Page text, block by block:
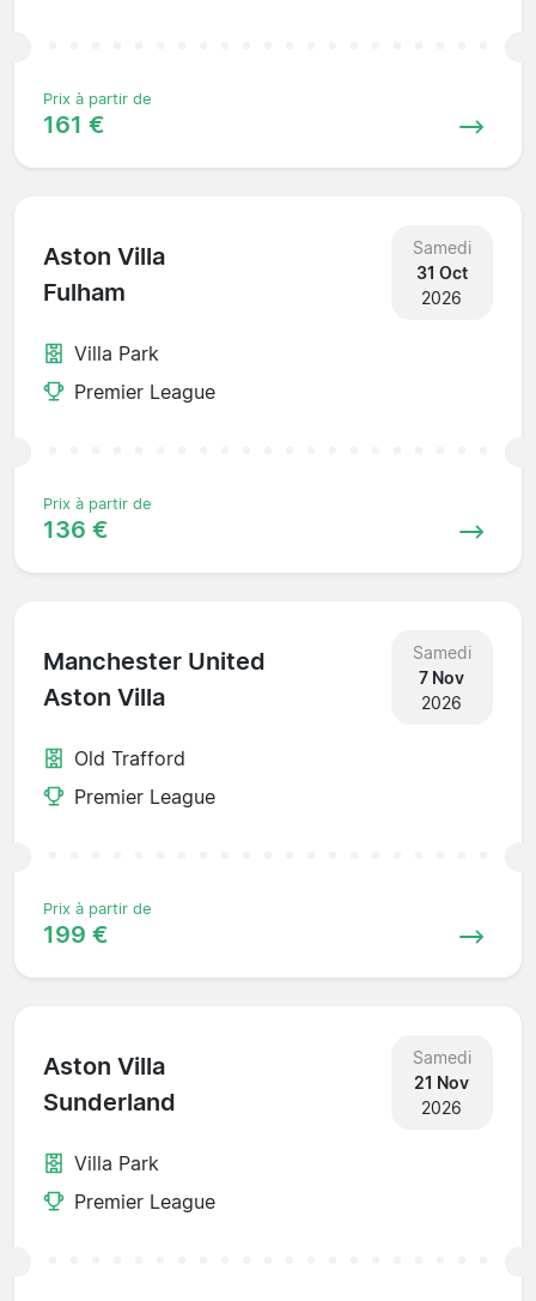
Prix à partir de
161 €
Aston Villa
Fulham
Samedi
31 Oct
2026
Villa Park
Premier League
Prix à partir de
136 €
Manchester United
Aston Villa
Samedi
7 Nov
2026
Old Trafford
Premier League
Prix à partir de
199 €
Aston Villa
Sunderland
Samedi
21 Nov
2026
Villa Park
Premier League